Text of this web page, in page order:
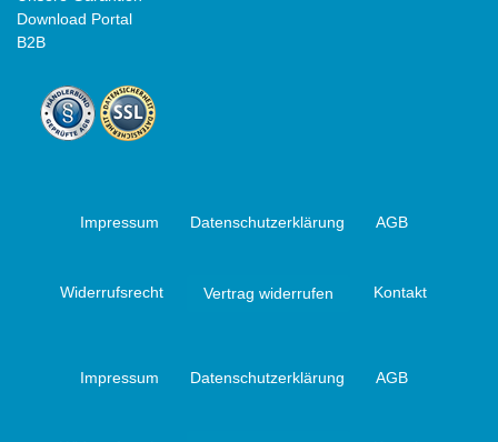
Download Portal
B2B
Impressum Daten­schutz­erklärung AGB
Widerrufs­recht Vertrag widerrufen Kontakt
Impressum Daten­schutz­erklärung AGB